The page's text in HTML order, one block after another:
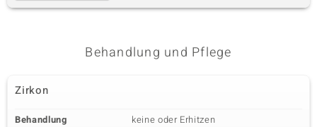
Behandlung und Pflege
Zirkon
Behandlung keine oder Erhitzen